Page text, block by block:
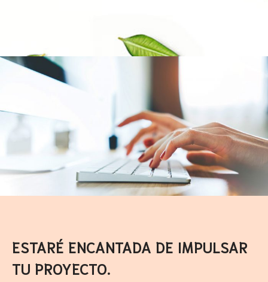
ESTARÉ ENCANTADA DE IMPULSAR
TU PROYECTO.